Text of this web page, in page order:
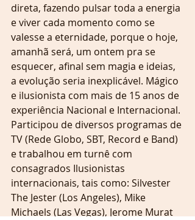
direta, fazendo pulsar toda a energia
e viver cada momento como se
valesse a eternidade, porque o hoje,
amanhã será, um ontem pra se
esquecer, afinal sem magia e ideias,
a evolução seria inexplicável. Mágico
e ilusionista com mais de 15 anos de
experiência Nacional e Internacional.
Participou de diversos programas de
TV (Rede Globo, SBT, Record e Band)
e trabalhou em turnê com
consagrados Ilusionistas
internacionais, tais como: Silvester
The Jester (Los Angeles), Mike
Michaels (Las Vegas), Jerome Murat